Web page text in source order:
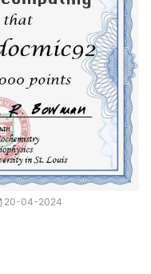
20-04-2024